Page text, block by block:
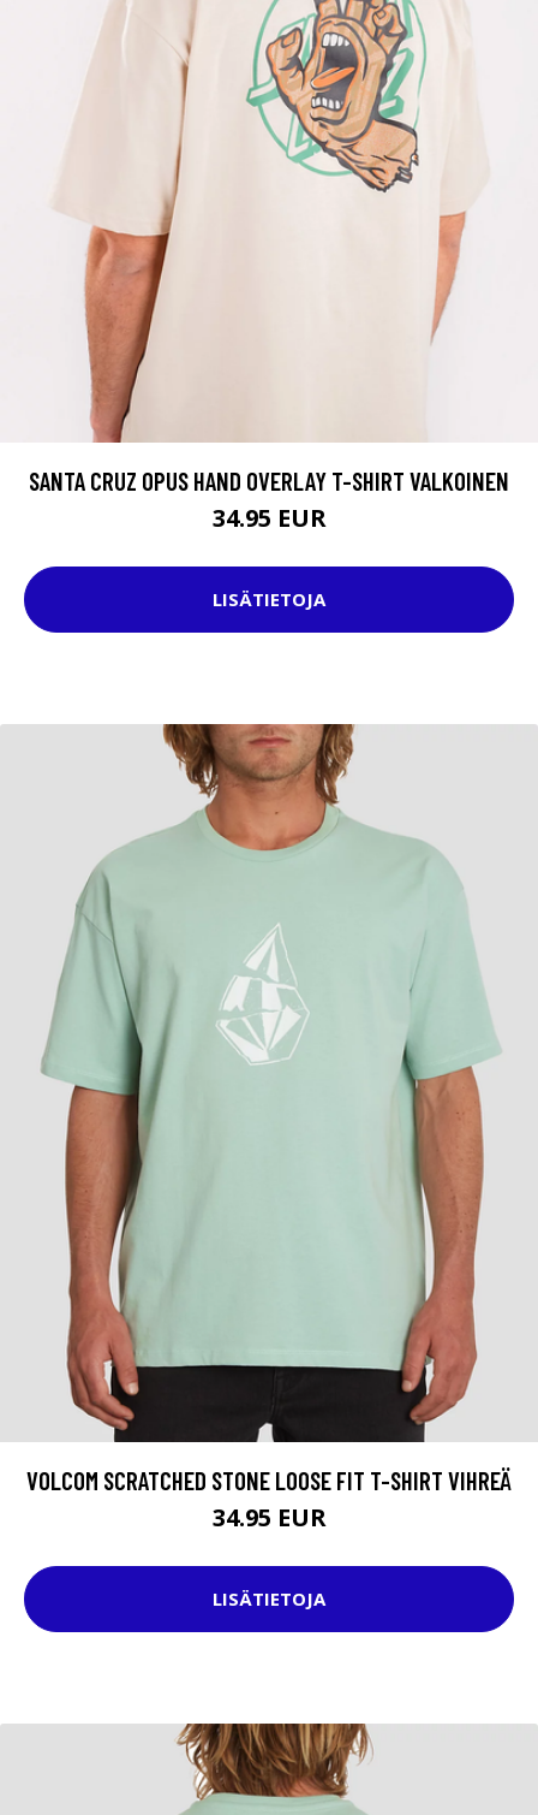
SANTA CRUZ OPUS HAND OVERLAY T-SHIRT VALKOINEN
34.95 EUR
LISÄTIETOJA
VOLCOM SCRATCHED STONE LOOSE FIT T-SHIRT VIHREÄ
34.95 EUR
LISÄTIETOJA